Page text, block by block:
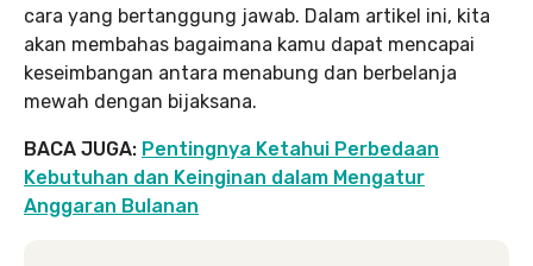
cara yang bertanggung jawab. Dalam artikel ini, kita
akan membahas bagaimana kamu dapat mencapai
keseimbangan antara menabung dan berbelanja
mewah dengan bijaksana.
BACA JUGA: Pentingnya Ketahui Perbedaan
Kebutuhan dan Keinginan dalam Mengatur
Anggaran Bulanan